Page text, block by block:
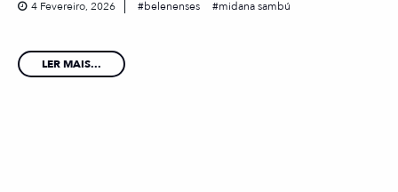
4 Fevereiro, 2026 belenenses midana sambú
LER MAIS...